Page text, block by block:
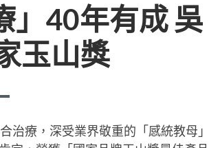
」40年有成 吳
玉山獎
治療，深受業界敬重的「感統教母」